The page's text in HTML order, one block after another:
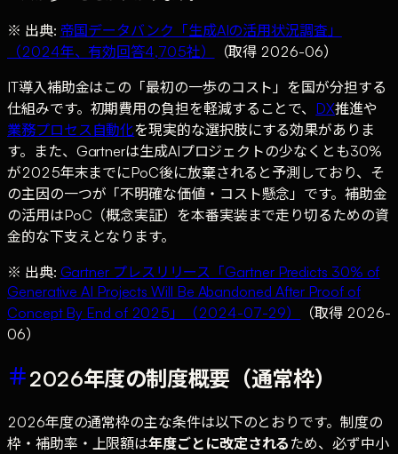
※ 出典: 帝国データバンク「生成AIの活用状況調査」
（2024年、有効回答4,705社）
（取得 2026-06）
IT導入補助金はこの「最初の一歩のコスト」を国が分担する
仕組みです。初期費用の負担を軽減することで、 DX推進や
業務プロセス自動化を現実的な選択肢にする効果がありま
す。また、Gartnerは生成AIプロジェクトの少なくとも30%
が2025年末までにPoC後に放棄されると予測しており、そ
の主因の一つが「不明確な価値・コスト懸念」です。補助金
の活用はPoC（概念実証）を本番実装まで走り切るための資
金的な下支えとなります。
※ 出典: Gartner プレスリリース「Gartner Predicts 30% of
Generative AI Projects Will Be Abandoned After Proof of
Concept By End of 2025」（2024-07-29）
（取得 2026-
06）
2026年度の制度概要（通常枠）
2026年度の通常枠の主な条件は以下のとおりです。制度の
枠・補助率・上限額は年度ごとに改定される ため、必ず中小